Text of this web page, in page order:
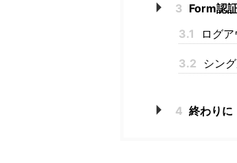
3 Form認
3.1
ログ
3.2 シン
4 終わりに